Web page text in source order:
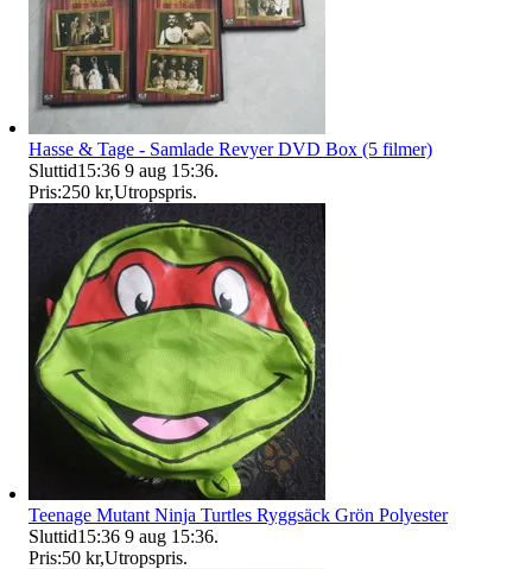
Hasse & Tage - Samlade Revyer DVD Box (5 filmer)
Sluttid15:36 9 aug 15:36.
Pris:250 kr,Utropspris.
Teenage Mutant Ninja Turtles Ryggsäck Grön Polyester
Sluttid15:36 9 aug 15:36.
Pris:50 kr,Utropspris.